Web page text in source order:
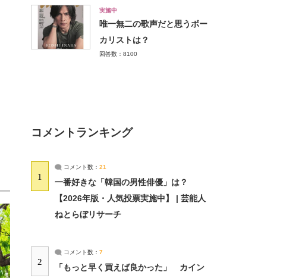
実施中
唯一無二の歌声だと思うボー
カリストは？
回答数：8100
コメントランキング
1
コメント数： 21
一番好きな「韓国の男性俳優」は？
【2026年版・人気投票実施中】 | 芸能人
ねとらぼリサーチ
2
コメント数： 7
「もっと早く買えば良かった」 カイン